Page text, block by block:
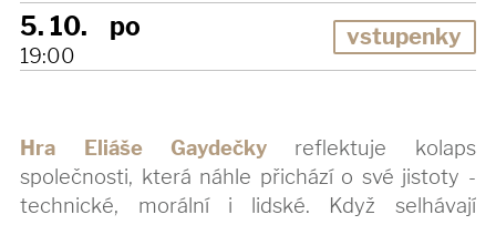
5. 10.
19:00
po vstupenky
Hra Eliáše Gaydečky reflektuje kolaps
společnosti, která náhle přichází o své jistoty -
technické, morální i lidské. Když selhávají